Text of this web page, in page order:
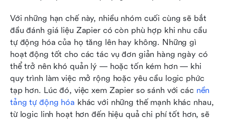
Với những hạn chế này, nhiều nhóm cuối cùng sẽ bắt
đầu đánh giá liệu Zapier có còn phù hợp khi nhu cầu
tự động hóa của họ tăng lên hay không. Những gì
hoạt động tốt cho các tác vụ đơn giản hàng ngày có
thể trở nên khó quản lý — hoặc tốn kém hơn — khi
quy trình làm việc mở rộng hoặc yêu cầu logic phức
tạp hơn. Lúc đó, việc xem Zapier so sánh với các nền
tảng tự động hóa khác với những thế mạnh khác nhau,
từ logic linh hoạt hơn đến hiệu quả chi phí tốt hơn, sẽ